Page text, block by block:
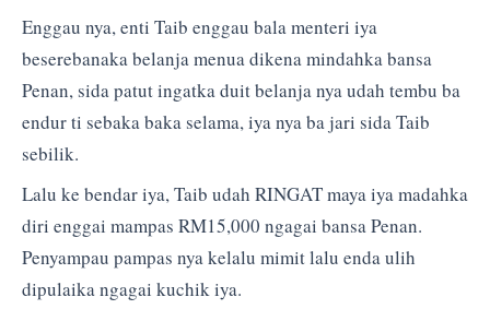
Enggau nya, enti Taib enggau bala menteri iya
beserebanaka belanja menua dikena mindahka bansa
Penan, sida patut ingatka duit belanja nya udah tembu ba
endur ti sebaka baka selama, iya nya ba jari sida Taib
sebilik.
Lalu ke bendar iya, Taib udah RINGAT maya iya madahka
diri enggai mampas RM15,000 ngagai bansa Penan.
Penyampau pampas nya kelalu mimit lalu enda ulih
dipulaika ngagai kuchik iya.